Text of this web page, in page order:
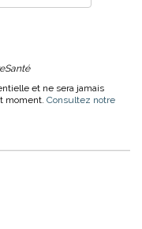
et ne sera jamais
moment. Consultez notre